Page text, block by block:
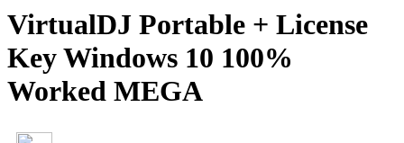
VirtualDJ Portable + License
Key Windows 10 100%
Worked MEGA